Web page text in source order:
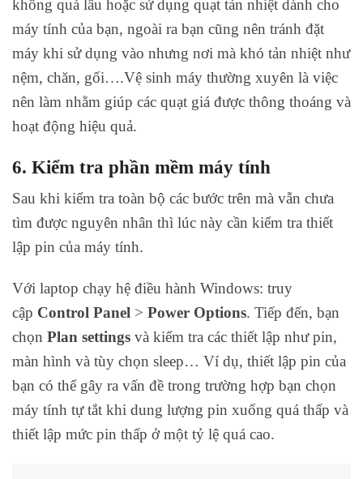
không quá lâu hoặc sử dụng quạt tản nhiệt dành cho
máy tính của bạn, ngoài ra bạn cũng nên tránh đặt
máy khi sử dụng vào nhưng nơi mà khó tản nhiệt như
nệm, chăn, gối….Vệ sinh máy thường xuyên là việc
nên làm nhằm giúp các quạt giá được thông thoáng và
hoạt động hiệu quả.
6. Kiểm tra phần mềm máy tính
Sau khi kiểm tra toàn bộ các bước trên mà vẫn chưa
tìm được nguyên nhân thì lúc này cần kiểm tra thiết
lập pin của máy tính.
Với laptop chạy hệ điều hành Windows: truy
cập Control Panel > Power Options. Tiếp đến, bạn
chọn Plan settings và kiểm tra các thiết lập như pin,
màn hình và tùy chọn sleep… Ví dụ, thiết lập pin của
bạn có thể gây ra vấn đề trong trường hợp bạn chọn
máy tính tự tắt khi dung lượng pin xuống quá thấp và
thiết lập mức pin thấp ở một tỷ lệ quá cao.